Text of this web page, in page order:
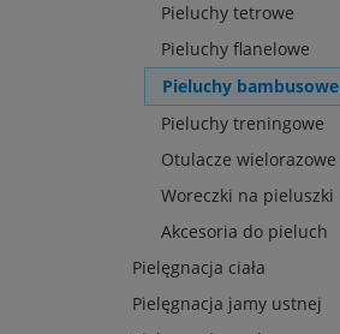
Pieluchy tetrowe
Pieluchy flanelowe
Pieluchy bambusowe
Pieluchy treningowe
Otulacze wielorazowe
Woreczki na pieluszki
Akcesoria do pieluch
Pielęgnacja ciała
Pielęgnacja jamy ustnej